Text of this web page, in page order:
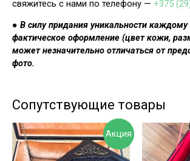
свяжитесь с нами по телефону — +375
● В силу придания уникальности
фактическое оформление (цвет кожи,
может незначительно отличаться от
фото.
Сопутствующие товары
Акция